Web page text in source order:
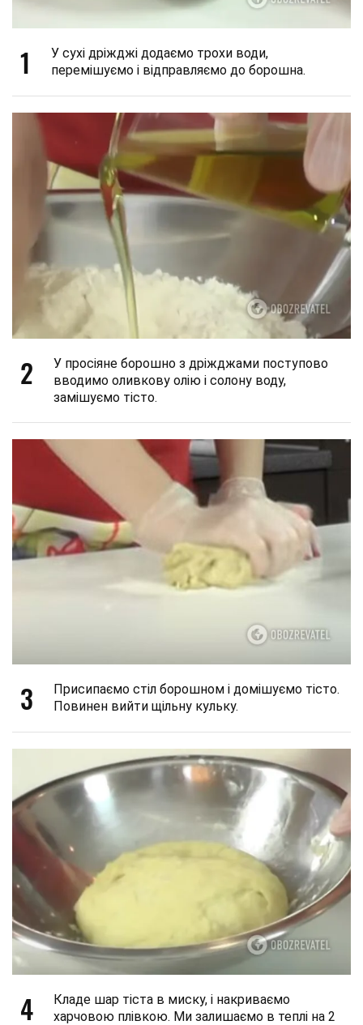
1
У сухі дріжджі додаємо трохи води,
перемішуємо і відправляємо до борошна.
2
У просіяне борошно з дріжджами поступово
вводимо оливкову олію і солону воду,
замішуємо тісто.
3
Присипаємо стіл борошном і домішуємо тісто.
Повинен вийти щільну кульку.
4
Кладе шар тіста в миску, і накриваємо
харчовою плівкою. Ми залишаємо в теплі на 2